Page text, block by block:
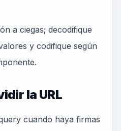
a ciegas; decodifique
y codifique según
la URL
cuando haya firmas